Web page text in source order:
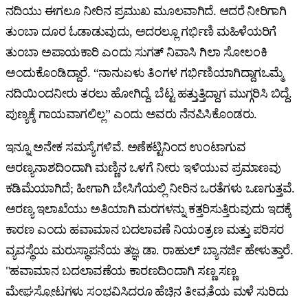
ನದಿಯು ಈಗಲೂ ನೀರಿನ ಪ್ರಮುಖ ಮೂಲವಾಗಿದೆ. ಆದರೆ ನೀರಿಗಾಗಿ
ತುಂಬಾ ದೂರ ಓಡಾಡುವುದು, ಅದರಲ್ಲೂ ಗರ್ಭಿಣಿ ಮಹಿಳೆಯರಿಗೆ
ತುಂಬಾ ಅಪಾಯಕಾರಿ ಎಂದು ಸುಗತ್‌ ನಿವಾಸಿ ಗಿಲಾ ಸೋಲಂಕಿ
ಅಂದುಕೊಂಡಿದ್ದಾರೆ. “ನಾನುಏಳು ತಿಂಗಳ ಗರ್ಭಿಣಿಯಾಗಿದ್ದಾಗಒಮ್ಮೆ
ನದಿಯಿಂದನೀರು ತರಲು ಹೋಗಿದ್ದೆ. ಬೆಟ್ಟ ಹತ್ತುತ್ತಿದ್ದಾಗ ಮುಗ್ಗರಿಸಿ ಬಿದ್ದೆ.
ಪುಣ್ಯಕ್ಕೆ ಗಾಯವಾಗಲಿಲ್ಲ” ಎಂದು ಅವರು ನೆನಪಿಸಿಕೊಂಡರು.
ಇನ್ನೂ ಅನೇಕ ಸಮಸ್ಯೆಗಳಿವೆ. ಅಣೆಕಟ್ಟಿನಿಂದ ಉಂಟಾಗುವ
ಅರಣ್ಯನಾಶದಿಂದಾಗಿ ಮಣ್ಣಿನ ಒಳಗೆ ನೀರು ಇಳಿಯುವ ಪ್ರಮಾಣವು
ಕಡಿಮೆಯಾಗಿದೆ; ಹೀಗಾಗಿ ಬೇಸಿಗೆಯಲ್ಲಿ ನೀರಿನ ಒರತೆಗಳು ಒಣಗುತ್ತವೆ.
ಅರಣ್ಯ ಇಲಾಖೆಯು ಅತಿಯಾಗಿ ಮರಗಳನ್ನು ಕತ್ತರಿಸುತ್ತಿರುವುದು ಇದಕ್ಕೆ
ಕಾರಣ ಎಂದು ಹವಾಮಾನ ಬದಲಾವಣೆ ನಿಯಂತ್ರಣ ಮತ್ತು ಪರಿಸರ
ವ್ಯವಸ್ಥೆಯ ಮರುಸ್ಥಾಪನೆಯ ತಜ್ಞ ಡಾ. ರಾಹುಲ್ ಬ್ಯಾನರ್ಜಿ ಹೇಳುತ್ತಾರೆ.
"ಹವಾಮಾನ ಬದಲಾವಣೆಯ ಕಾರಣದಿಂದಾಗಿ ಸಣ್ಣ ಸಣ್ಣ
ಮೇಘಸ್ಫೋಟಗಳು ಸಂಭವಿಸಿದರೂ ಹೆಚ್ಚಿನ ತೀವ್ರತೆಯ ಮಳೆ ಸುರಿದು